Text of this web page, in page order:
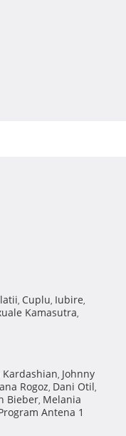
, Cuplu, Iubire,
Kamasutra,
Kardashian, Johnny
Rogoz, Dani Otil,
Bieber, Melania
Antena 1